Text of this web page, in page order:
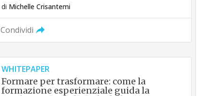
di Michelle Crisantemi
Condividi
WHITEPAPER
Formare per trasformare: come la
formazione esperienziale guida la